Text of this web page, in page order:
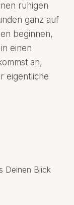
ruhigen
ganz auf
beginnen,
einen
an,
eigentliche
Deinen Blick